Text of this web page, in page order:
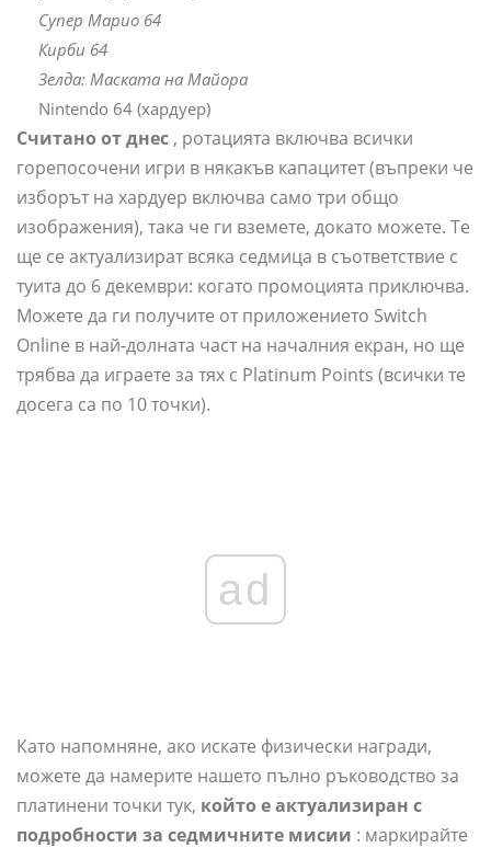
Супер Марио 64
Кирби 64
Зелда: Маската на Майора
Nintendo 64 (хардуер)
Считано от днес , ротацията включва всички
горепосочени игри в някакъв капацитет (въпреки че
изборът на хардуер включва само три общо
изображения), така че ги вземете, докато можете. Те
ще се актуализират всяка седмица в съответствие с
туита до 6 декември: когато промоцията приключва.
Можете да ги получите от приложението Switch
Online в най-долната част на началния екран, но ще
трябва да играете за тях с Platinum Points (всички те
досега са по 10 точки).
ad
Като напомняне, ако искате физически награди,
можете да намерите нашето пълно ръководство за
платинени точки тук, който е актуализиран с
подробности за седмичните мисии : маркирайте